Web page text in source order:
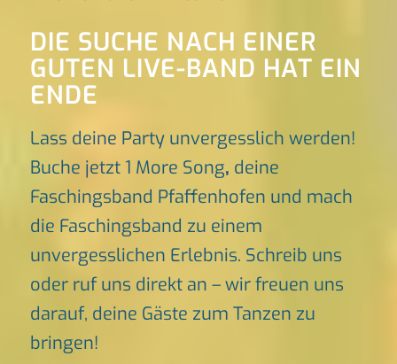
DIE SUCHE NACH EINER
GUTEN LIVE-BAND HAT EIN
ENDE
Lass deine Party unvergesslich werden!
Buche jetzt 1 More Song, deine
Faschingsband Pfaffenhofen und mach
die Faschingsband zu einem
unvergesslichen Erlebnis. Schreib uns
oder ruf uns direkt an – wir freuen uns
darauf, deine Gäste zum Tanzen zu
bringen!